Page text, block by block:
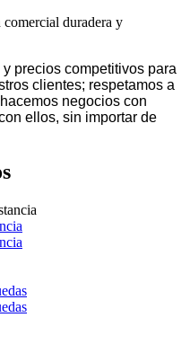
duradera y
precios competitivos para
clientes; respetamos a
negocios con
ellos, sin importar de